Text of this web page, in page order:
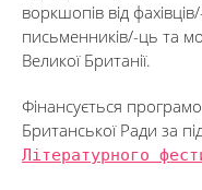
воркшопів від
письменників/-ць та
Великої Британії.
Фінансується
Британської Ради за
Літературного